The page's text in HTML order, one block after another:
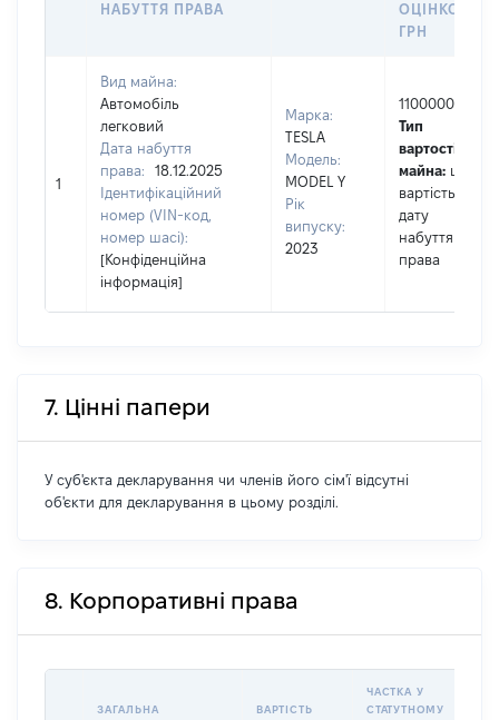
НАБУТТЯ ПРАВА
ОЦІНКОЮ,
ГРН
1
Вид майна:
Автомобіль
легковий
Дата набуття
права:
18.12.2025
Ідентифікаційний
номер (VIN-код,
номер шасі):
[Конфіденційна
інформація]
Марка:
TESLA
Модель:
MODEL Y
Рік
випуску:
2023
1100000
Тип
вартості
майна: це
вартість на
дату
набуття
права
7. Цінні папери
У суб'єкта декларування чи членів його сім'ї відсутні
об'єкти для декларування в цьому розділі.
8. Корпоративні права
ЗАГАЛЬНА
ВАРТІСТЬ
ЧАСТКА У
СТАТУТНОМУ